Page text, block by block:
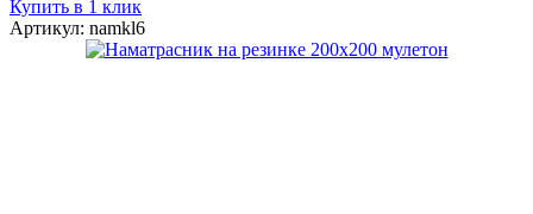
Купить в 1 клик
Артикул: namkl6